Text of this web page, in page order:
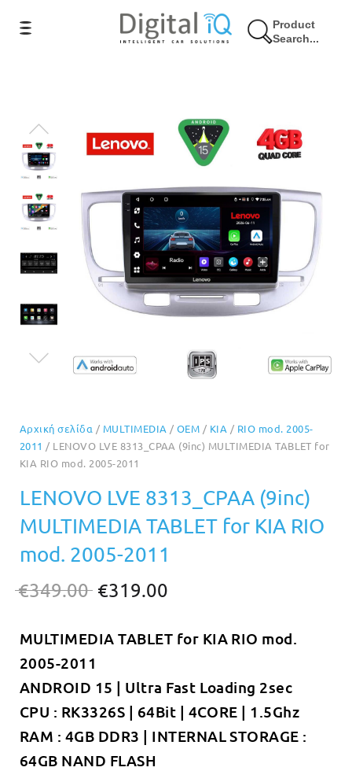
Product
Search...
9% Έκπτωση
Αρχική σελίδα / MULTIMEDIA / OEM / KIA / RIO mod. 2005-
2011 / LENOVO LVE 8313_CPAA (9inc) MULTIMEDIA TABLET for
KIA RIO mod. 2005-2011
LENOVO LVE 8313_CPAA (9inc)
MULTIMEDIA TABLET for KIA RIO
mod. 2005-2011
€349.00 Original
was:
€319.00
τιμή
€319.00.
MULTIMEDIA TABLET for KIA RIO mod.
2005-2011
ANDROID 15 | Ultra Fast Loading 2sec
CPU : RK3326S | 64Bit | 4CORE | 1.5Ghz
RAM : 4GB DDR3 | INTERNAL STORAGE :
64GB NAND FLASH